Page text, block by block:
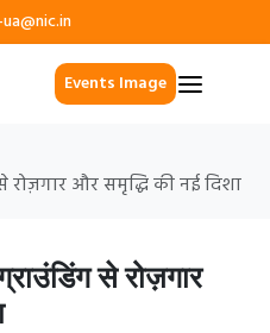
Events Image
रोज़गार और समृद्धि की नई दिशा
से रोज़गार